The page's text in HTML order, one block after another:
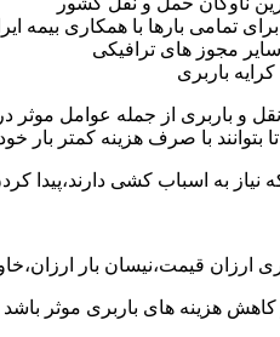
تمامی بارها با همکاری بیمه
مجوز های ترافیکی
باربری
و باربری از جمله عوامل موثر
با صرف هزینه کمتر بار خود
نیاز به اسباب کشی
ارزان قیمت،نیسان بار
کاهش هزینه های باربری موثر